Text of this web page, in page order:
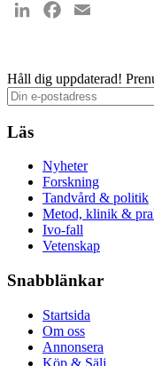
LinkedInFacebook
Håll dig uppdaterad!
Läs
Nyheter
Forskning
Tandvård & politik
Metod, klinik &
Ivo-fall
Vetenskap
Snabblänkar
Startsida
Om oss
Annonsera
Köp & Sälj